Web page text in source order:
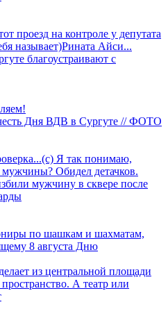
проезд на контроле у депутата
называет)Рината Айси...
благоустраивают с
Дня ВДВ в Сургуте // ФОТО
Я так понимаю,
Обидел детачков.
мужчину в сквере после
по шашкам и шахматам,
8 августа Дню
из центральной площади
А театр или